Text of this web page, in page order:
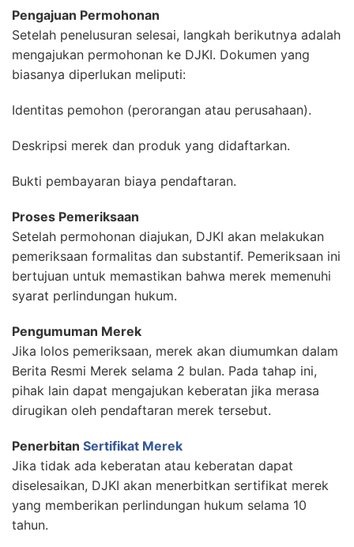
Pengajuan Permohonan
Setelah penelusuran selesai, langkah berikutnya adalah
mengajukan permohonan ke DJKI. Dokumen yang
biasanya diperlukan meliputi:
Identitas pemohon (perorangan atau perusahaan).
Deskripsi merek dan produk yang didaftarkan.
Bukti pembayaran biaya pendaftaran.
Proses Pemeriksaan
Setelah permohonan diajukan, DJKI akan melakukan
pemeriksaan formalitas dan substantif. Pemeriksaan ini
bertujuan untuk memastikan bahwa merek memenuhi
syarat perlindungan hukum.
Pengumuman Merek
Jika lolos pemeriksaan, merek akan diumumkan dalam
Berita Resmi Merek selama 2 bulan. Pada tahap ini,
pihak lain dapat mengajukan keberatan jika merasa
dirugikan oleh pendaftaran merek tersebut.
Penerbitan Sertifikat Merek
Jika tidak ada keberatan atau keberatan dapat
diselesaikan, DJKI akan menerbitkan sertifikat merek
yang memberikan perlindungan hukum selama 10
tahun.